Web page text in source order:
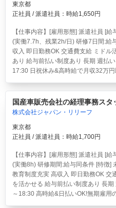
東京都
正社員 / 派遣社員：時給1,650円
【仕事内容】[雇用形態] 派遣社員 [
(実働7.7h、残業2h/日) 研修7日間:給
収入 即日勤務OK 交通費支給 ミドル
あり 給与前払い制度あり 長期 週払
17:30 日祝休み&高時給で月収32万
国産車販売会社の経理事務スタ
株式会社ジャパン・リリーフ
東京都
正社員 / 派遣社員：時給1,700円
【仕事内容】[雇用形態] 派遣社員 [
(実働8h) 研修期間:給与同条件 [特徴]
教育制度充実 高収入 即日勤務OK 交
を活かせる 給与前払い制度あり 長
～18:30 高時給&日払いOK!無期雇用